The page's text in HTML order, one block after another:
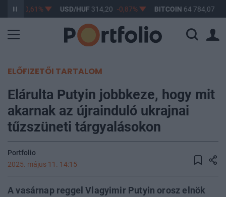
-0,61% USD/HUF314,20 -0,87% BITCOIN64 784,07
ELŐFIZETŐI TARTALOM
Elárulta Putyin jobbkeze, hogy mit
akarnak az újrainduló ukrajnai
tűzszüneti tárgyalásokon
Portfolio
2025. május 11. 14:15
A vasárnap reggel Vlagyimir Putyin orosz elnök